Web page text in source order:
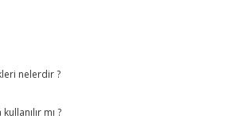
nelerdir ?
mı ?